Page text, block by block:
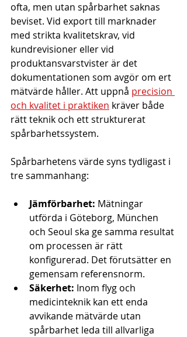
ofta, men utan spårbarhet saknas
beviset. Vid export till marknader
med strikta kvalitetskrav, vid
kundrevisioner eller vid
produktansvarstvister är det
dokumentationen som avgör om ert
mätvärde håller. Att uppnå precision
och kvalitet i praktiken kräver både
rätt teknik och ett strukturerat
spårbarhetssystem.
Spårbarhetens värde syns tydligast i
tre sammanhang:
Jämförbarhet: Mätningar
utförda i Göteborg, München
och Seoul ska ge samma resultat
om processen är rätt
konfigurerad. Det förutsätter en
gemensam referensnorm.
Säkerhet: Inom flyg och
medicinteknik kan ett enda
avvikande mätvärde utan
spårbarhet leda till allvarliga